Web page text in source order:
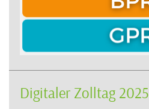
Digitaler Zolltag 2025